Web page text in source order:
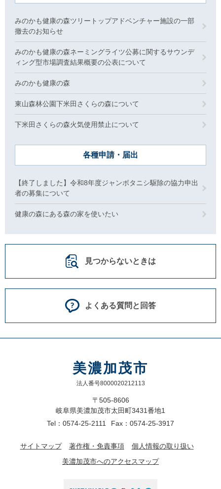
みのかも健康の森ツリートップアドベンチャー施設の一部
撤去のお知らせ
みのかも健康の森ネーミングライツ公募に関するサウンデ
ィング型市場調査結果概要の公表について
みのかも健康の森
東山森林公園下米田さくらの森について
下米田さくらの森火気使用禁止について
各種申請・届出
【終了しました】令和8年度ジャンボタニシ駆除の協力申出
者の募集について
健康の森にある森の家を使いたい
見つからないときは
よくある質問と回答
美濃加茂市
法人番号8000020212113
〒505-8606
岐阜県美濃加茂市太田町3431番地1
Tel：0574-25-2111
Fax：0574-25-3917
サイトマップ 著作権・免責事項
個人情報の取り扱い
美濃加茂市へのアクセスマップ